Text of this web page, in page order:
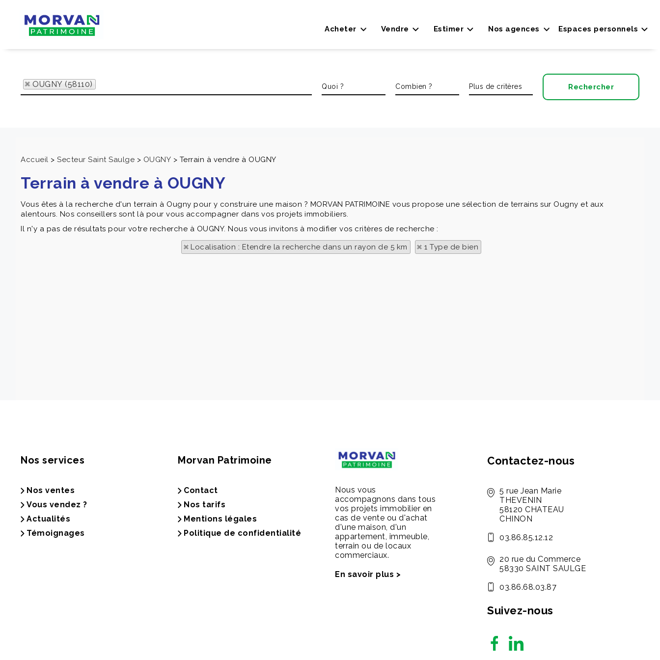
Espaces personnels
Acheter Vendre Estimer Nos agences
OUGNY (58110)
Accueil > Secteur Saint Saulge > OUGNY > Terrain à vendre à OUGNY
Terrain à vendre à OUGNY
Vous êtes à la recherche d'un terrain à Ougny pour y construire une maison ? MORVAN PATRIMOINE vous propose une sélection de terrains sur Ougny et aux
alentours. Nos conseillers sont là pour vous accompagner dans vos projets immobiliers.
Il n'y a pas de résultats pour votre recherche à OUGNY. Nous vous invitons à modifier vos critères de recherche :
Localisation : Etendre la recherche dans un rayon de 5 km 1 Type de bien
Nos services
Nos ventes
Vous vendez ?
Actualités
Témoignages
Morvan Patrimoine
Contact
Nos tarifs
Mentions légales
Politique de confidentialité
Nous vous
accompagnons dans tous
vos projets immobilier en
cas de vente ou d'achat
d'une maison, d'un
appartement, immeuble,
terrain ou de locaux
commerciaux.
En savoir plus >
Contactez-nous
5 rue Jean Marie
THEVENIN
58120 CHATEAU
CHINON
03.86.85.12.12
20 rue du Commerce
58330 SAINT SAULGE
03.86.68.03.87
Suivez-nous